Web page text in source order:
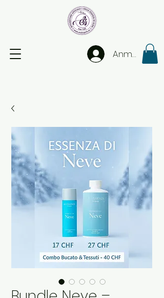
Anmelden